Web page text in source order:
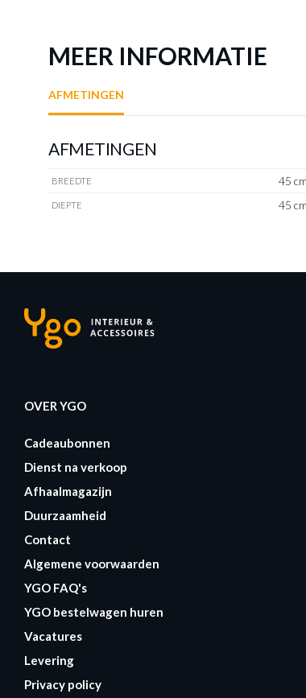
MEER INFORMATIE
AFMETINGEN
AFMETINGEN
BREEDTE 45 cm
DIEPTE 45 cm
OVER YGO
Cadeaubonnen
Dienst na verkoop
Afhaalmagazijn
Duurzaamheid
Contact
Algemene voorwaarden
YGO FAQ's
YGO bestelwagen huren
Vacatures
Levering
Privacy policy